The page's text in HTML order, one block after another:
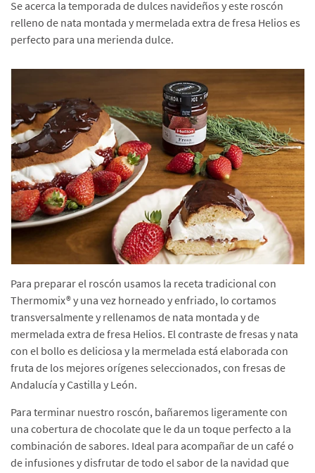
Se acerca la temporada de dulces navideños y este roscón
relleno de nata montada y mermelada extra de fresa Helios es
perfecto para una merienda dulce.
Para preparar el roscón usamos la receta tradicional con
Thermomix® y una vez horneado y enfriado, lo cortamos
transversalmente y rellenamos de nata montada y de
mermelada extra de fresa Helios. El contraste de fresas y nata
con el bollo es deliciosa y la mermelada está elaborada con
fruta de los mejores orígenes seleccionados, con fresas de
Andalucía y Castilla y León.
Para terminar nuestro roscón, bañaremos ligeramente con
una cobertura de chocolate que le da un toque perfecto a la
combinación de sabores. Ideal para acompañar de un café o
de infusiones y disfrutar de todo el sabor de la navidad que